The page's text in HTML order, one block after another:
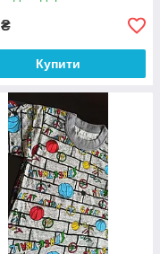
₴
Купити